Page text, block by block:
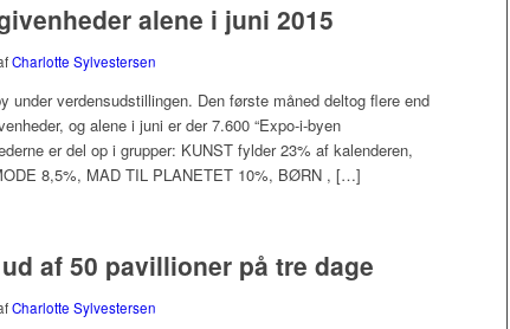
alene i juni 2015
Charlotte Sylvestersen
under verdensudstillingen. Den første måned deltog flere end
og alene i juni er der 7.600 “Expo-i-byen
er del op i grupper: KUNST fylder 23% af kalenderen,
8,5%, MAD TIL PLANETET 10%, BØRN , […]
af 50 pavillioner på tre dage
Charlotte Sylvestersen